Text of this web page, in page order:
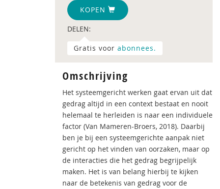
KOPEN
DELEN:
Gratis voor abonnees.
Omschrijving
Het systeemgericht werken gaat ervan uit dat
gedrag altijd in een context bestaat en nooit
helemaal te herleiden is naar een individuele
factor (Van Mameren-Broers, 2018). Daarbij
ben je bij een systeemgerichte aanpak niet
gericht op het vinden van oorzaken, maar op
de interacties die het gedrag begrijpelijk
maken. Het is van belang hierbij te kijken
naar de betekenis van gedrag voor de